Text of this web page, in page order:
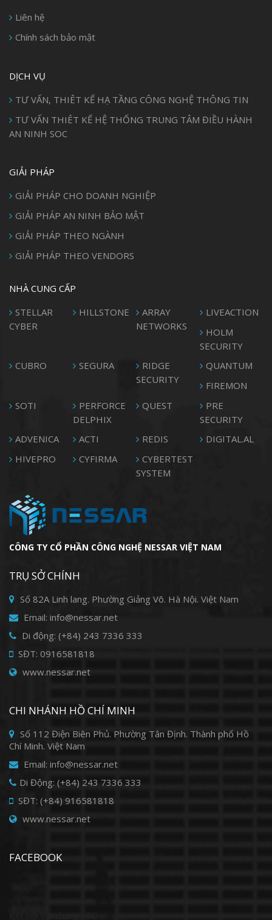
Liên hệ
Chính sách bảo mật
DỊCH VỤ
TƯ VẤN, THIÊT KẾ HẠ TẦNG CÔNG NGHỆ THÔNG TIN
TƯ VẤN THIÊT KẾ HỆ THỐNG TRUNG TÂM ĐIỀU HÀNH
AN NINH SOC
GIẢI PHÁP
GIẢI PHÁP CHO DOANH NGHIỆP
GIẢI PHÁP AN NINH BẢO MẬT
GIẢI PHÁP THEO NGÀNH
GIẢI PHÁP THEO VENDORS
NHÀ CUNG CẤP
STELLAR
CYBER
HILLSTONE
ARRAY
NETWORKS
LIVEACTION
HOLM
SECURITY
CUBRO
SEGURA
RIDGE
SECURITY
QUANTUM
FIREMON
SOTI
PERFORCE
DELPHIX
QUEST
PRE
SECURITY
ADVENICA
ACTI REDIS
DIGITAL.AL
HIVEPRO
CYFIRMA
CYBERTEST
SYSTEM
CÔNG TY CỔ PHẦN CÔNG NGHỆ NESSAR VIỆT NAM
TRỤ SỞ CHÍNH
Số 82A Linh lang. Phường Giảng Võ. Hà Nội. Việt Nam
Email: info@nessar.net
Di động: (+84) 243 7336 333
SĐT: 0916581818
www.nessar.net
CHI NHÁNH HỒ CHÍ MINH
Số 112 Điện Biên Phủ. Phường Tân Định. Thành phố Hồ
Chí Minh. Việt Nam
Email: info@nessar.net
Di Động: (+84) 243 7336 333
SĐT: (+84) 916581818
www.nessar.net
FACEBOOK